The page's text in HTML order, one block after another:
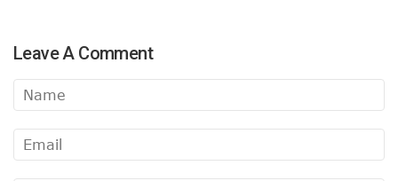
Leave A Comment